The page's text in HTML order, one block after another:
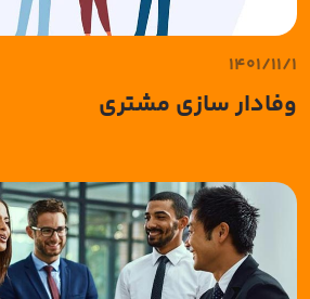
1401/11/1
وفادار سازی مشتری